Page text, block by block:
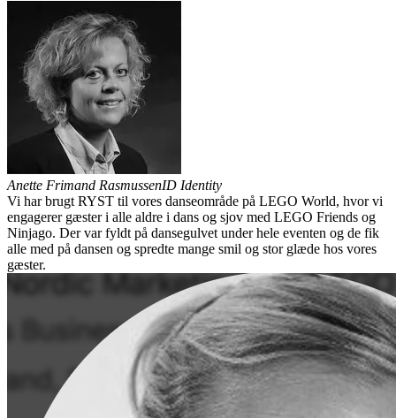
Anette Frimand RasmussenID Identity
Vi har brugt RYST til vores danseområde på LEGO World, hvor vi
engagerer gæster i alle aldre i dans og sjov med LEGO Friends og
Ninjago. Der var fyldt på dansegulvet under hele eventen og de fik
alle med på dansen og spredte mange smil og stor glæde hos vores
gæster.